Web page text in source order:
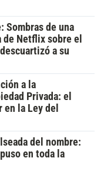
Sombras de una
Netflix sobre el
a su
a la
Privada: el
la Ley del
del nombre:
en toda la